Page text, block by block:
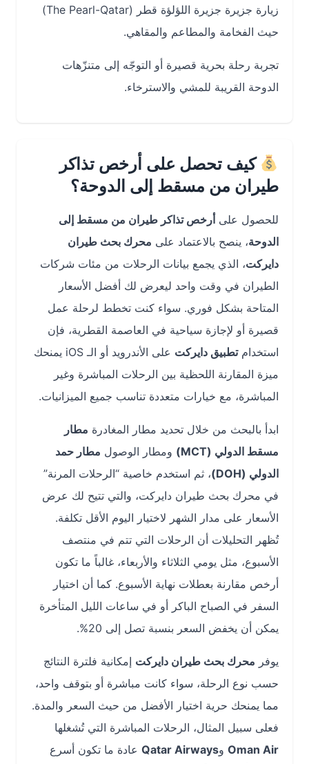
زيارة جزيرة جزيرة اللؤلؤة قطر (The Pearl-Qatar)
حيث الفخامة والمطاعم والمقاهي.
تجربة رحلة بحرية قصيرة أو التوجّه إلى متنزّهات
الدوحة القريبة للمشي والاسترخاء.
كيف تحصل على أرخص تذاكر
طيران من مسقط إلى الدوحة؟
للحصول علىأرخص تذاكر طيران من مسقط إلى
الدوحة، ينصح بالاعتماد علىمحرك بحث طيران
دايركت، الذي يجمع بيانات الرحلات من مئات شركات
الطيران في وقت واحد ليعرض لك أفضل الأسعار
المتاحة بشكل فوري. سواء كنت تخطط لرحلة عمل
قصيرة أو لإجازة سياحية في العاصمة القطرية، فإن
استخدامتطبيق دايركت
على الأندرويد أو الـ iOS يمنحك
ميزة المقارنة اللحظية بين الرحلات المباشرة وغير
المباشرة، مع خيارات متعددة تناسب جميع الميزانيات.
ابدأ بالبحث من خلال تحديد مطار المغادرةمطار
مسقط الدولي (MCT)
ومطار الوصولمطار حمد
الدولي (DOH)
، ثم استخدم خاصية “الرحلات المرنة”
في محرك بحث طيران دايركت، والتي تتيح لك عرض
الأسعار على مدار الشهر لاختيار اليوم الأقل تكلفة.
تُظهر التحليلات أن الرحلات التي تتم في منتصف
الأسبوع، مثل يومي الثلاثاء والأربعاء، غالباً ما تكون
أرخص مقارنة بعطلات نهاية الأسبوع. كما أن اختيار
السفر في الصباح الباكر أو في ساعات الليل المتأخرة
يمكن أن يخفض السعر بنسبة تصل إلى 20%.
محرك بحث طيران دايركتإمكانية فلترة النتائج
حسب نوع الرحلة، سواء كانت مباشرة أو بتوقف واحد،
مما يمنحك حرية اختيار الأفضل من حيث السعر والمدة.
فعلى سبيل المثال، الرحلات المباشرة التي تُشغلها
Oman AirوQatar Airwaysعادة ما تكون أسرع